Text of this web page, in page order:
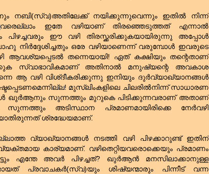
നബി(സ്വ)അതിലേക്ക്‌ നയിക്കുന്നുവെന്നും ഇതില്‍ നിന്ന്
ഇതേ വഴിയാണ്‌ തിരഞ്ഞെടുത്തത്‌ എന്നാല്‍
ഈ വഴി തിരസ്ക്കരിക്കുകയായിരുന്നു അപ്പോള്‍
ഒരേ വഴിയാണെന്ന് വരുമ്പോള്‍ ഇവരുടെ
ആവശ്യപ്പെടല്‍ തന്നെയായി! ഏത്‌ കക്ഷിയും തന്റെതാണ്‌
സ്വാഭാവികമാണ്‌ അതിനാല്‍ മനുഷ്യന്റെ അവകാശ
ആ വഴി വിശ്ദീകരിക്കുന്നു ഇനിയും ദുര്‍വ്യാഖ്യാനങ്ങള്‍
മുസ്‌ലിംകളിലെ ചിലരില്‍നിന്ന് സാധാരണ
ഖുര്‍ആനും സുന്നത്തും മുറുകെ പിടിക്കുന്നവരാണ്‌ അതാണ്‌
അടിസ്ഥാന പ്രമാണമായിരിക്കെ നേര്‍വഴി
ശ്രദ്ധേയമാണ്‌.
വ്യാഖ്യാനങ്ങള്‍ നടത്തി വഴി പിഴക്കാറുണ്ട്‌ ഇതിന്‌
കാര്യമാണ്‌. വഴിതെറ്റിയവരൊക്കെയും പ്രമാണം
എന്തേ അവര്‍ പിഴച്ചത്‌? ഖുര്‍ആന്‍ മനസിലാക്കാനുള്ള
പ്രവാചകര്‍(സ്വ)യും ശിഷ്യന്മാരും പിന്നീട്‌ വന്ന